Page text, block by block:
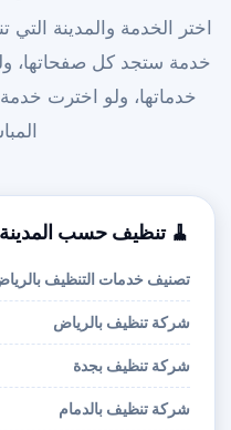
اختر الخدمة والمدينة
خدمة ستجد كل صفحاتها،
خدماتها، ولو اخترت
🧹 تنظيف حسب المدينة
تصنيف خدمات التنظيف
شركة تنظيف بالرياض
شركة تنظيف بجدة
شركة تنظيف بالدمام